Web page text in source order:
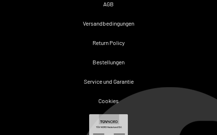
AGB
Versandbedingungen
Return Policy
Bestellungen
Service und Garantie
Cookies